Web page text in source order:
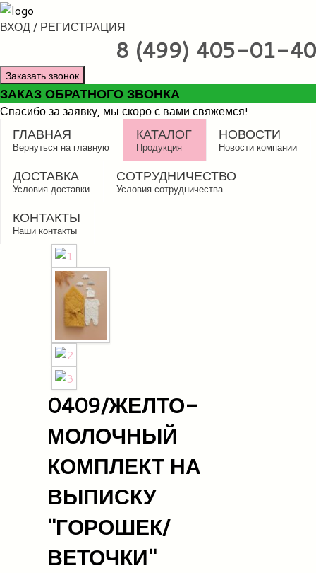
ВХОД / РЕГИСТРАЦИЯ
8 (499) 405-01-40
Заказать звонок
ЗАКАЗ ОБРАТНОГО ЗВОНКА
Спасибо за заявку, мы скоро с вами свяжемся!
ГЛАВНАЯ
Вернуться на главную
КАТАЛОГ
Продукция
НОВОСТИ
Новости компании
ДОСТАВКА
Условия доставки
СОТРУДНИЧЕСТВО
Условия сотрудничества
КОНТАКТЫ
Наши контакты
0409/ЖЕЛТО-
МОЛОЧНЫЙ
КОМПЛЕКТ НА
ВЫПИСКУ
"ГОРОШЕК/
ВЕТОЧКИ"